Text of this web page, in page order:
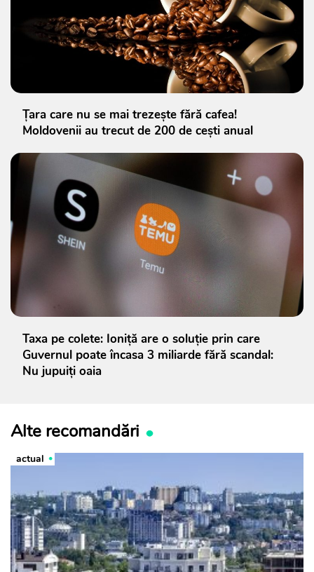
Țara care nu se mai trezește fără cafea!
Moldovenii au trecut de 200 de cești anual
Taxa pe colete: Ioniță are o soluție prin care
Guvernul poate încasa 3 miliarde fără scandal:
Nu jupuiți oaia
Alte recomandări
actual